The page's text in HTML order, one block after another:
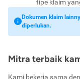
tipe klaim
Dokumen klaim
diperlukan.
Mitra terbaik
Kami bekerja sama